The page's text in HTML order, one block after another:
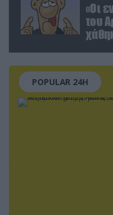
«Οι
του
POPULAR 24H